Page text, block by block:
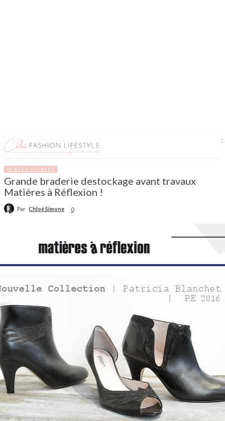
VENTES PRIVÉES
Grande braderie destockage avant travaux
Matières à Réflexion !
Par Chloé Simone 0